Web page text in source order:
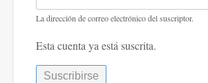
La dirección de correo electrónico del suscriptor.
Esta cuenta ya está suscrita.